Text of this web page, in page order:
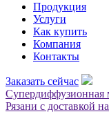
Продукция
Услуги
Как купить
Компания
Контакты
Заказать сейчас
Супердиффузионная
Рязани с доставкой